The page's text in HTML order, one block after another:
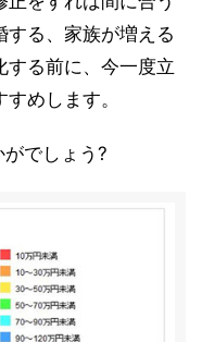
する、家族が増える
する前に、今一度立
めします。
でしょう?